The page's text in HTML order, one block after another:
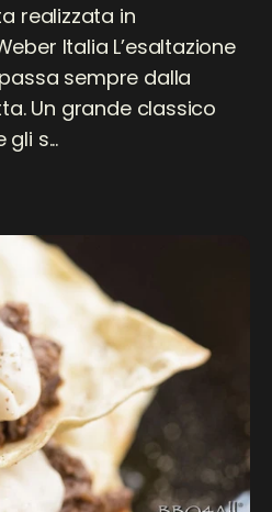
realizzata in
Italia L’esaltazione
sempre dalla
Un grande classico
s...